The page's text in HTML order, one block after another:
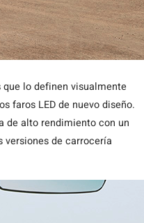
lo definen visualmente
faros LED de nuevo diseño.
de alto rendimiento con un
versiones de carrocería